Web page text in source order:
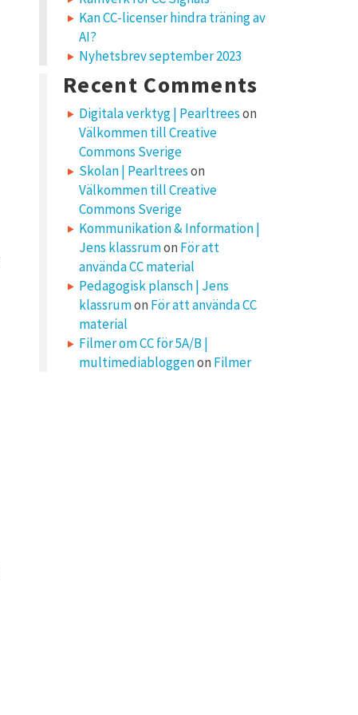
Kan CC-licenser hindra träning av
AI?
Nyhetsbrev september 2023
Recent Comments
Digitala verktyg | Pearltreeson
Välkommen till Creative
Commons Sverige
Skolan | Pearltreeson
Välkommen till Creative
Commons Sverige
Kommunikation & Information |
Jens klassrumon För att
använda CC material
Pedagogisk plansch | Jens
klassrumon För att använda CC
material
Filmer om CC för 5A/B |
multimediabloggenon Filmer